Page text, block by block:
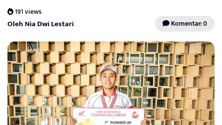
191 views
Oleh Nia Dwi Lestari Komentar: 0